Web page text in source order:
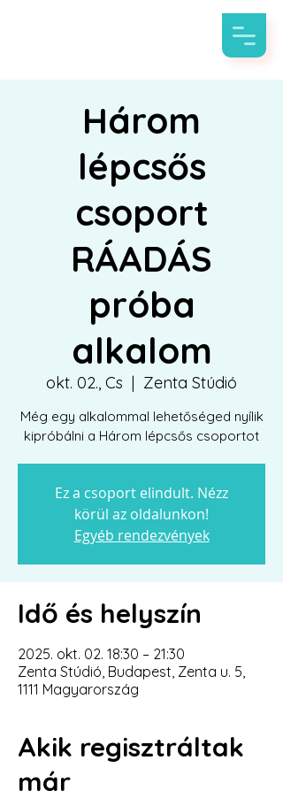
Három
lépcsős
csoport
RÁADÁS
próba
alkalom
okt. 02., Cs
  |
Zenta Stúdió
Még egy alkalommal lehetőséged nyílik
kipróbálni a Három lépcsős csoportot
Ez a csoport elindult. Nézz
körül az oldalunkon!
Egyéb rendezvények
Idő és helyszín
2025. okt. 02. 18:30 – 21:30
Zenta Stúdió, Budapest, Zenta u. 5,
1111 Magyarország
Akik regisztráltak
már